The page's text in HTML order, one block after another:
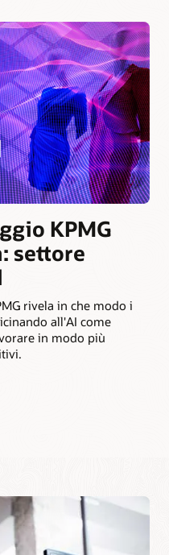
KPMG
settore
rivela in che modo i
all'AI come
in modo più